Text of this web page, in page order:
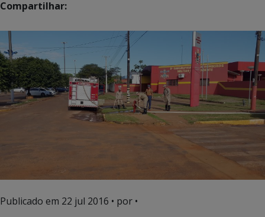
Compartilhar:
Publicado em 22 jul 2016 • por •